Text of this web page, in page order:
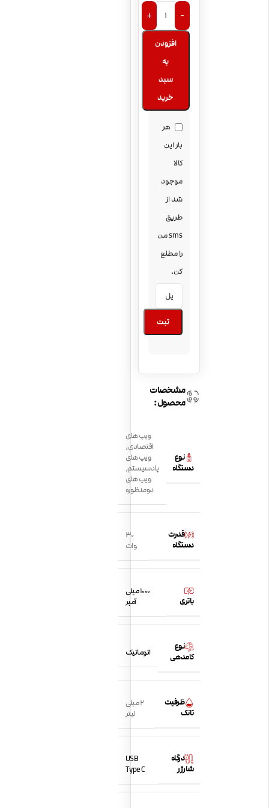
-
+
افزودن
به
سبد
خرید
هر
بار این
کالا
موجود
شد از
طریق
sms من
را مطلع
کن.
ثبت
مشخصات
محصول:
نوع
دستگاه
ویپ های
اقتصادی,
ویپ های
پادسیستم,
ویپ های
دومنظوره
قدرت
دستگاه
30
وات
باتری
1000 میلی
آمپر
نوع
کامدهی
اتوماتیک
ظرفیت
تانک
2 میلی
لیتر
درگاه
شارژر
USB
Type C